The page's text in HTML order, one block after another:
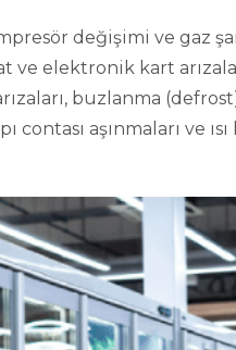
değişimi ve gaz
ve elektronik kart
buzlanma
aşınmaları ve ısı